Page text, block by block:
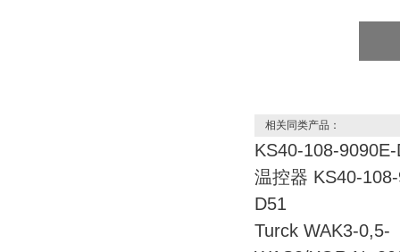
相关同类产品：
KS40-108-
温控器 KS40-
D51
Turck WAK3-0,5-